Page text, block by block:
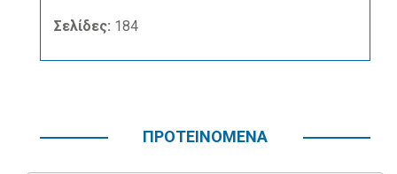
Σελίδες: 184
ΠΡΟΤΕΙΝΟΜΕΝΑ